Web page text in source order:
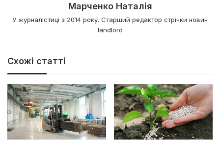
Марченко Наталія
У журналістиці з 2014 року. Старший редактор стрічки новин
landlord
Схожі статті